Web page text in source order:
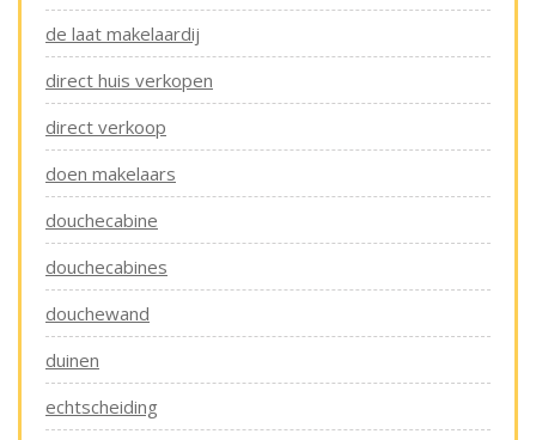
de laat makelaardij
direct huis verkopen
direct verkoop
doen makelaars
douchecabine
douchecabines
douchewand
duinen
echtscheiding